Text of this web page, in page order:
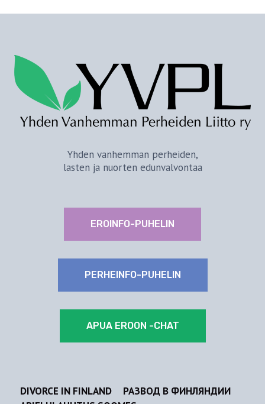
Yhden vanhemman perheiden,
lasten ja nuorten edunvalvontaa
EROINFO-PUHELIN
PERHEINFO-PUHELIN
APUA EROON -CHAT
DIVORCE IN FINLAND
РАЗВОД В ФИНЛЯНДИИ